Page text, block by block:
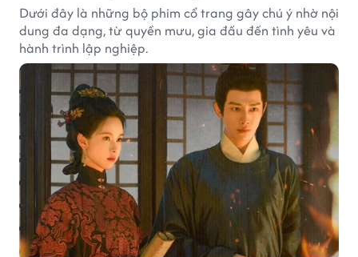
Dưới đây là những bộ phim cổ trang gây chú ý nhờ nội
dung đa dạng, từ quyền mưu, gia đấu đến tình yêu và
hành trình lập nghiệp.